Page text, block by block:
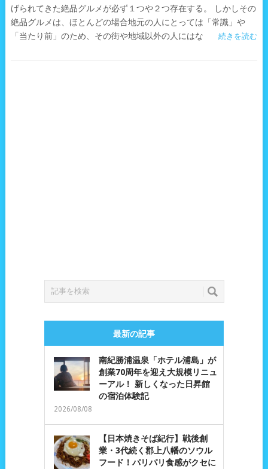
げられてきた絶品グルメが必ず１つや２つ存在する。 しかしその
絶品グルメは、ほとんどの場合地元の人にとっては「常識」や
「当たり前」のため、その街や地域以外の人にはな
続きを読む
最新の記事
南紀勝浦温泉「ホテル浦島」が
創業70周年を迎え大規模リニュ
ーアル！ 新しくなった日昇館
の宿泊体験記
2026/08/08
【日本焼きそば紀行】戦後創
業・3代続く郡上八幡のソウル
フード！パリパリ食感がクセに